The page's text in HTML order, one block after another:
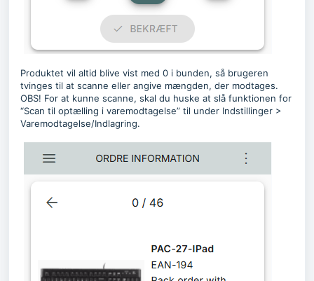
Produktet vil altid blive vist med 0 i bunden, så brugeren
tvinges til at scanne eller angive mængden, der modtages.
OBS! For at kunne scanne, skal du huske at slå funktionen for
“Scan til optælling i varemodtagelse” til under Indstillinger >
Varemodtagelse/Indlagring.